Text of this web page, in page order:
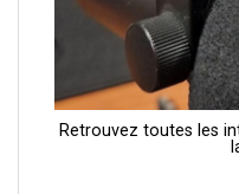
Retrouvez toutes les